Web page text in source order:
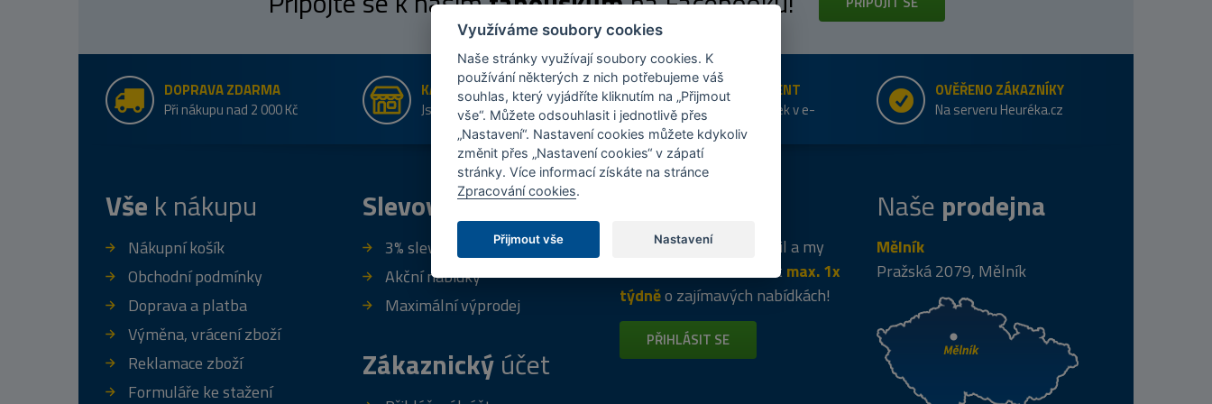
DOPRAVA ZDARMA
Při nákupu nad 2 000 Kč
KAMENNÉ PRODEJNY
Jsme na trhu více než 10 let
ŠIROKÝ SORTIMENT
Přes 20 tis. položek v e-
shopu
OVĚŘENO ZÁKAZNÍKY
Na serveru Heuréka.cz
Vše k nákupu
Nákupní košík
Obchodní podmínky
Doprava a platba
Výměna, vrácení zboží
Reklamace zboží
Formuláře ke stažení
Slevový program
3% sleva za registraci
Akční nabídky
Maximální výprodej
Zákaznickýúčet
Napište nám svůj e-mail a my
vás budeme informovat max. 1x
týdněo zajímavých nabídkách!
PŘIHLÁSIT SE
Naše prodejna
Mělník
Pražská 2079, Mělník
Využíváme soubory cookies
Naše stránky využívají soubory cookies. K
používání některých z nich potřebujeme váš
souhlas, který vyjádříte kliknutím na „Přijmout
vše“. Můžete odsouhlasit i jednotlivě přes
„Nastavení“. Nastavení cookies můžete kdykoliv
změnit přes „Nastavení cookies“ v zápatí
stránky. Více informací získáte na stránce
Zpracování cookies.
Přijmout vše Nastavení